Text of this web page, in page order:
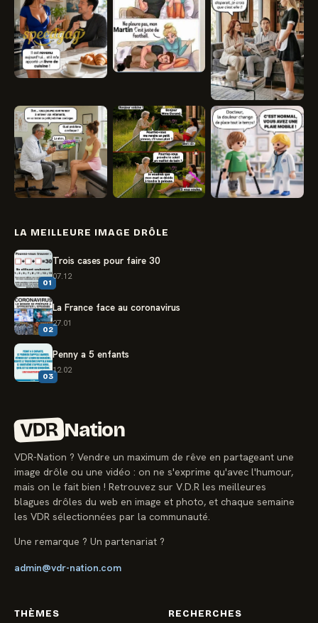
LA MEILLEURE IMAGE DRÔLE
01
Trois cases pour faire 30
07.12
02
La France face au coronavirus
27.01
03
Penny a 5 enfants
12.02
VDR Nation
VDR-Nation ? Vendre un maximum de rêve en partageant une
image drôle ou une vidéo : on ne s'exprime qu'avec l'humour,
mais on le fait bien ! Retrouvez sur V.D.R les meilleures
blagues drôles du web en image et photo, et chaque semaine
les VDR sélectionnées par la communauté.
Une remarque ? Un partenariat ?
admin@vdr-nation.com
THÈMES
RECHERCHES